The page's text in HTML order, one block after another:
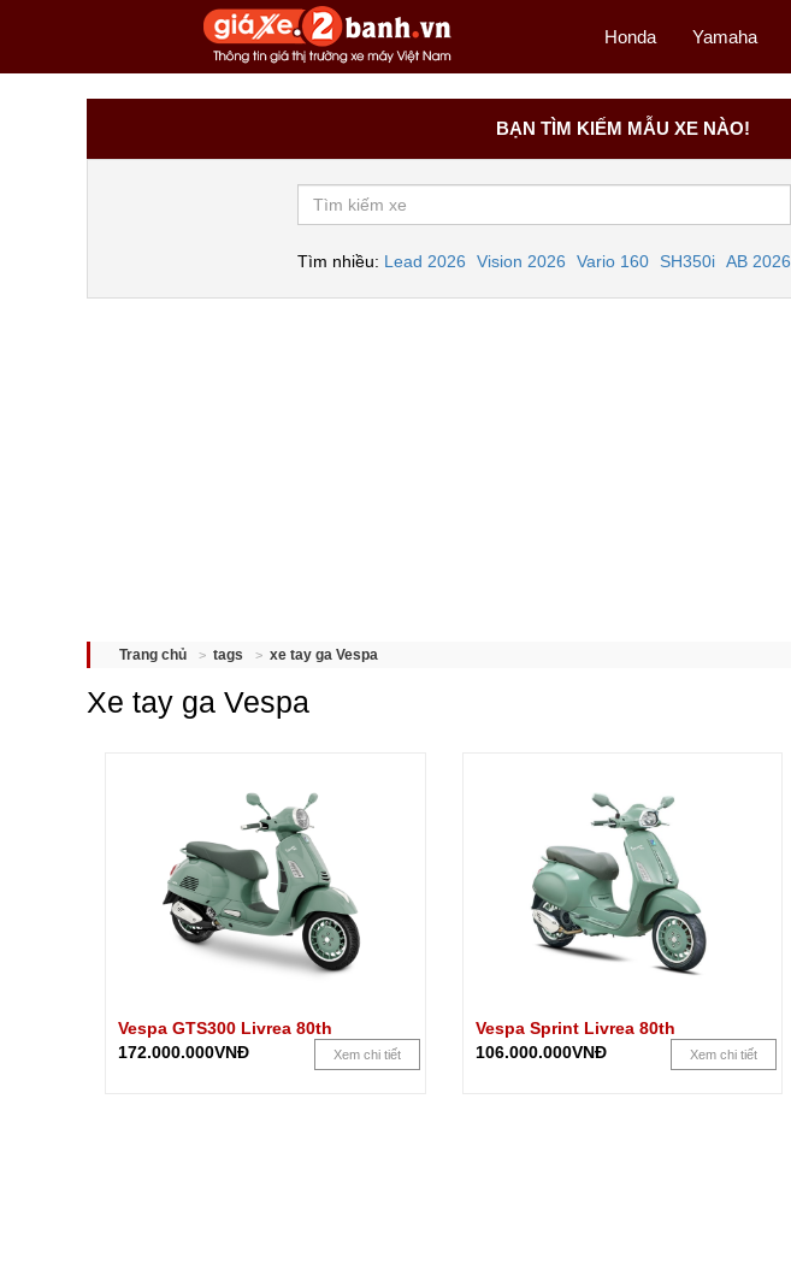
Honda Yamaha
BẠN TÌM KIẾM MẪU XE NÀO!
Tìm nhiều: Lead 2026 Vision 2026 Vario 160 SH350i AB 2026
Trang chủ tags xe tay ga Vespa
Xe tay ga Vespa
Vespa GTS300 Livrea 80th
172.000.000VNĐ
Xem chi tiết
Vespa Sprint Livrea 80th
106.000.000VNĐ
Xem chi tiết